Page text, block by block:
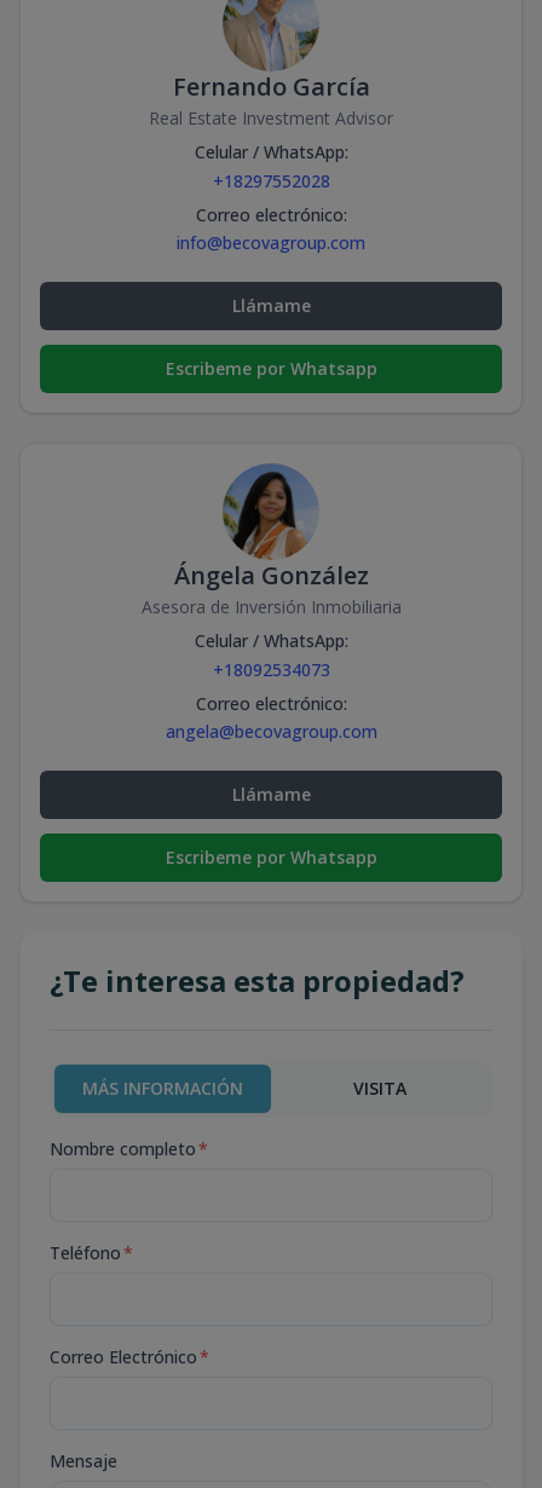
Fernando García
Real Estate Investment Advisor
Celular / WhatsApp:
+18297552028
Correo electrónico:
info@becovagroup.com
Llámame
Escribeme por Whatsapp
Ángela González
Asesora de Inversión Inmobiliaria
Celular / WhatsApp:
+18092534073
Correo electrónico:
angela@becovagroup.com
Llámame
Escribeme por Whatsapp
¿Te interesa esta propiedad?
MÁS INFORMACIÓN VISITA
Nombre completo*
Teléfono*
Correo Electrónico*
Mensaje